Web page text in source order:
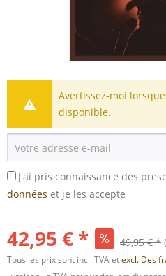
Avertissez-moi
disponible.
J'ai pris connaissance des
données et je les accepte
42,95 € * 49,95 € *
Tous les prix sont incl. TVA etexcl. Des